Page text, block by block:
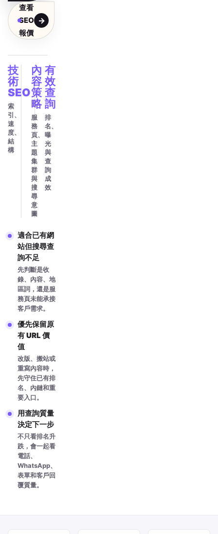
查看
SEO
報價
技
術
SEO
索
引、
速
度、
結
構
內
容
策
略
服
務
頁、
主
題
集
群
與
搜
尋
意
圖
有
效
查
詢
排
名、
曝
光
與
查
詢
成
效
適合已有網
站但搜尋查
詢不足
先判斷是收
錄、內容、地
區詞，還是服
務頁未能承接
客戶需求。
優先保留原
有 URL 價
值
改版、搬站或
重寫內容時，
先守住已有排
名、內鏈和重
要入口。
用查詢質量
決定下一步
不只看排名升
跌，會一起看
電話、
WhatsApp、
表單和客戶回
覆質量。